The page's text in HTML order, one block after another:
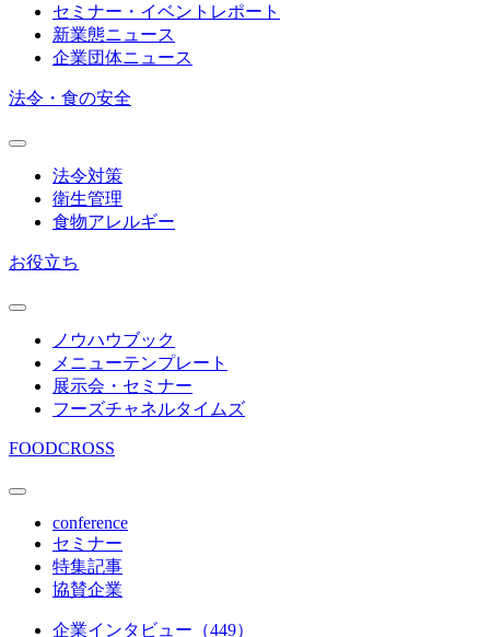
セミナー・イベントレポート
新業態ニュース
企業団体ニュース
法令・食の安全
法令対策
衛生管理
食物アレルギー
お役立ち
ノウハウブック
メニューテンプレート
展示会・セミナー
フーズチャネルタイムズ
FOODCROSS
conference
セミナー
特集記事
協賛企業
企業インタビュー（449）